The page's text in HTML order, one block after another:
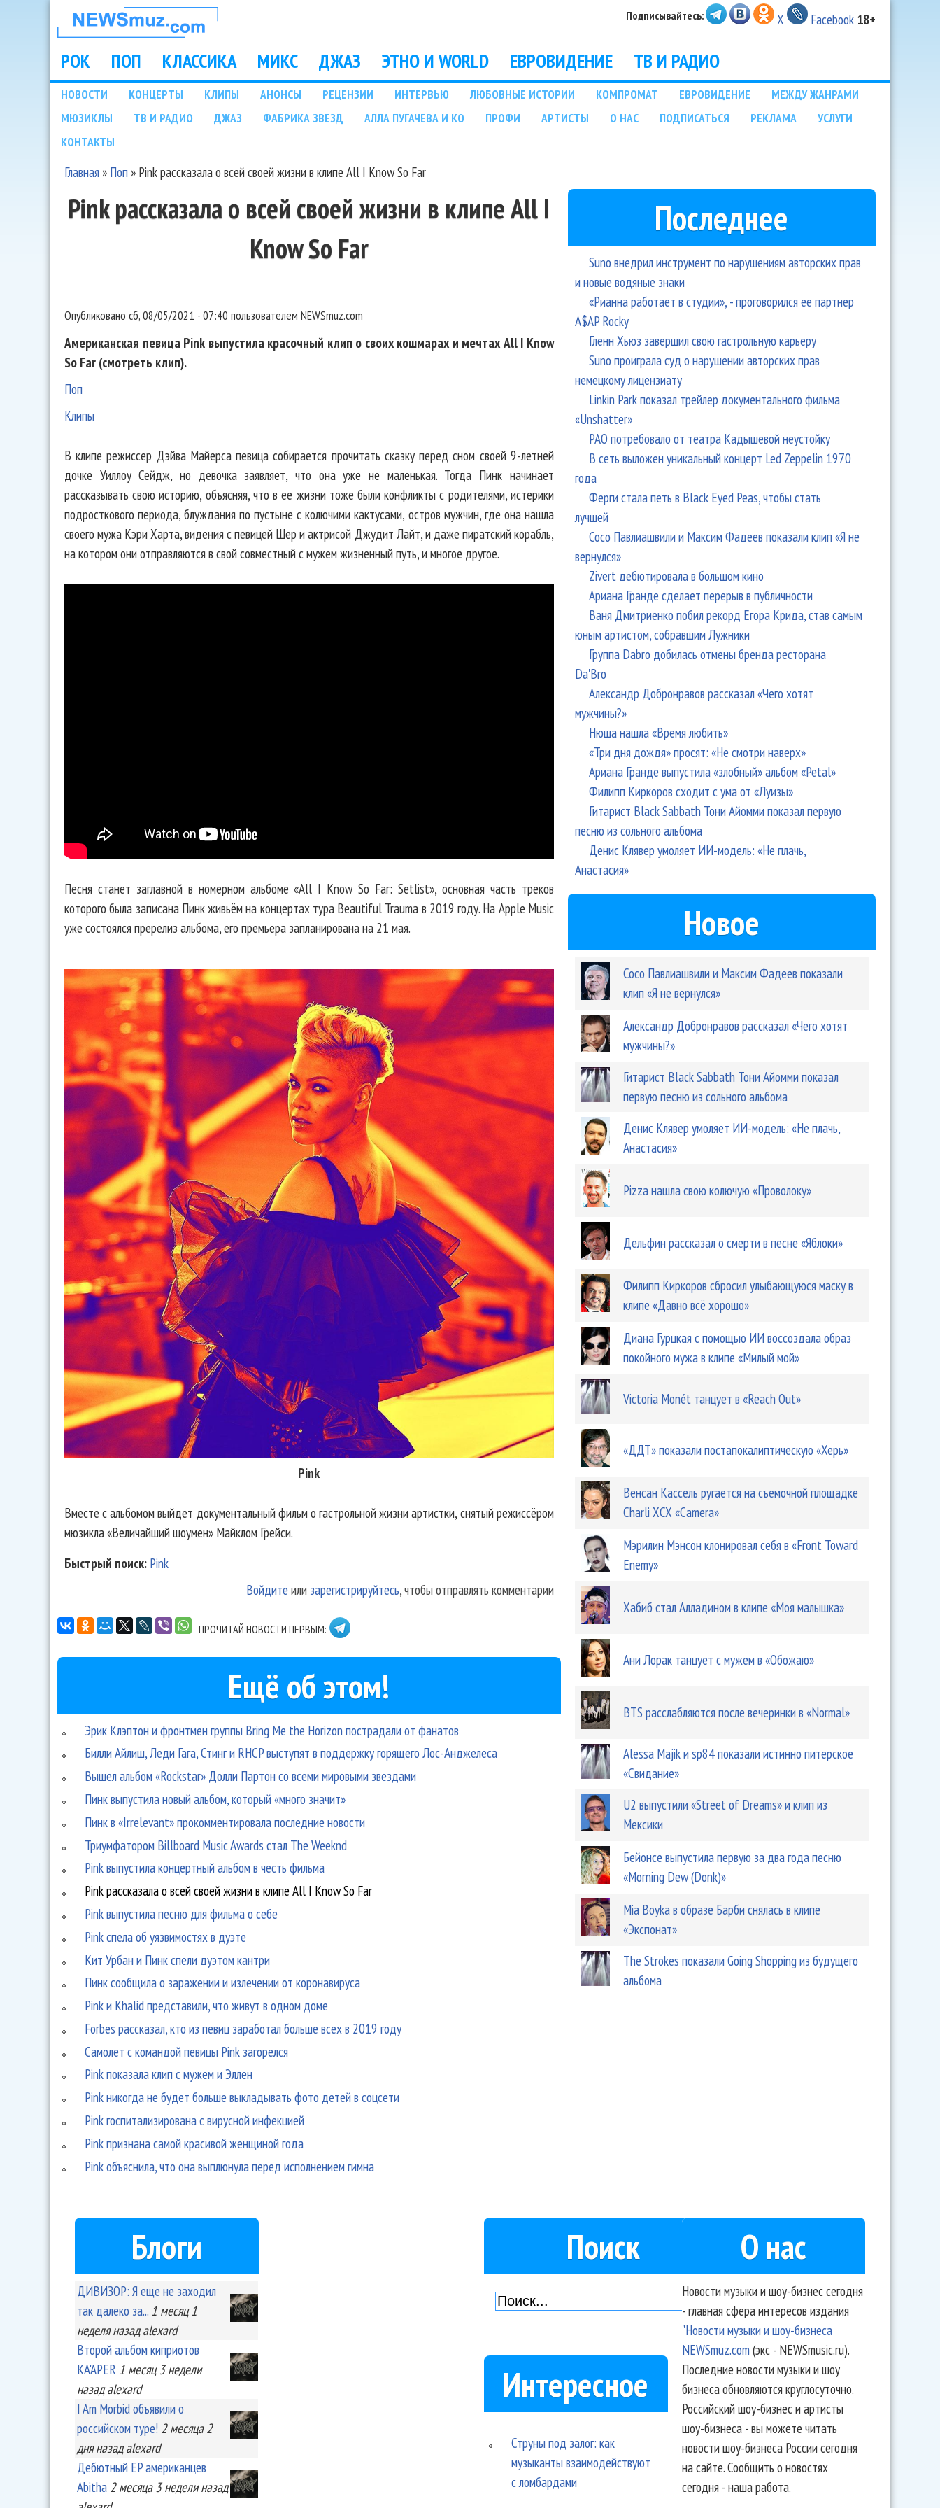
НОВОСТИ
МУЗЫКИ И
ШОУ БИЗНЕСА
NEWSMUZ.COM
Подписывайтесь: X Facebook 18+
Main menu
РОК ПОП КЛАССИКА МИКС ДЖАЗ ЭТНО И WORLD ЕВРОВИДЕНИЕ ТВ И РАДИО
Подразделы
НОВОСТИ КОНЦЕРТЫ КЛИПЫ АНОНСЫ РЕЦЕНЗИИ ИНТЕРВЬЮ ЛЮБОВНЫЕ ИСТОРИИ КОМПРОМАТ ЕВРОВИДЕНИЕ
МЕЖДУ ЖАНРАМИ
МЮЗИКЛЫ
ТВ И РАДИО ДЖАЗ ФАБРИКА ЗВЕЗД АЛЛА ПУГАЧЕВА И КО ПРОФИ АРТИСТЫ О НАС ПОДПИСАТЬСЯ РЕКЛАМА
УСЛУГИ
КОНТАКТЫ
Главная» Поп» Pink рассказала о всей своей жизни в клипе All I Know So Far
Pink рассказала о всей своей жизни в клипе All I
Know So Far
Опубликовано сб, 08/05/2021 - 07:40 пользователем NEWSmuz.com
Американская певица Pink выпустила красочный клип о своих кошмарах и мечтах All I Know
So Far (смотреть клип).
Поп
Клипы
В клипе режиссер Дэйва Майерса певица собирается прочитать сказку перед сном своей 9-летней
дочке Уиллоу Сейдж, но девочка заявляет, что она уже не маленькая. Тогда Пинк начинает
рассказывать свою историю, объясняя, что в ее жизни тоже были конфликты с родителями, истерики
подросткового периода, блуждания по пустыне с колючими кактусами, остров мужчин, где она нашла
своего мужа Кэри Харта, видения с певицей Шер и актрисой Джудит Лайт, и даже пиратский корабль,
на котором они отправляются в свой совместный с мужем жизненный путь, и многое другое.
Песня станет заглавной в номерном альбоме «All I Know So Far: Setlist», основная часть треков
которого была записана Пинк живьём на концертах тура Beautiful Trauma в 2019 году. На Apple Music
уже состоялся пререлиз альбома, его премьера запланирована на 21 мая.
Pink
Вместе с альбомом выйдет документальный фильм о гастрольной жизни артистки, снятый режиссёром
мюзикла «Величайший шоумен» Майклом Грейси.
Быстрый поиск: Pink
Войдите или зарегистрируйтесь, чтобы отправлять комментарии
ПРОЧИТАЙ НОВОСТИ ПЕРВЫМ:
Ещё об этом!
Эрик Клэптон и фронтмен группы Bring Me the Horizon пострадали от фанатов
Билли Айлиш, Леди Гага, Стинг и RHCP выступят в поддержку горящего Лос-Анджелеса
Вышел альбом «Rockstar» Долли Партон со всеми мировыми звездами
Пинк выпустила новый альбом, который «много значит»
Пинк в «Irrelevant» прокомментировала последние новости
Триумфатором Billboard Music Awards стал The Weeknd
Pink выпустила концертный альбом в честь фильма
Pink рассказала о всей своей жизни в клипе All I Know So Far
Pink выпустила песню для фильма о себе
Pink спела об уязвимостях в дуэте
Кит Урбан и Пинк спели дуэтом кантри
Пинк сообщила о заражении и излечении от коронавируса
Pink и Khalid представили, что живут в одном доме
Forbes рассказал, кто из певиц заработал больше всех в 2019 году
Самолет с командой певицы Pink загорелся
Pink показала клип с мужем и Эллен
Pink никогда не будет больше выкладывать фото детей в соцсети
Pink госпитализирована с вирусной инфекцией
Pink признана самой красивой женщиной года
Pink объяснила, что она выплюнула перед исполнением гимна
Последнее
Suno внедрил инструмент по нарушениям авторских прав
и новые водяные знаки
«Рианна работает в студии», - проговорился ее партнер
A$AP Rocky
Гленн Хьюз завершил свою гастрольную карьеру
Suno проиграла суд о нарушении авторских прав
немецкому лицензиату
Linkin Park показал трейлер документального фильма
«Unshatter»
РАО потребовало от театра Кадышевой неустойку
В сеть выложен уникальный концерт Led Zeppelin 1970
года
Ферги стала петь в Black Eyed Peas, чтобы стать
лучшей
Сосо Павлиашвили и Максим Фадеев показали клип «Я не
вернулся»
Zivert дебютировала в большом кино
Ариана Гранде сделает перерыв в публичности
Ваня Дмитриенко побил рекорд Егора Крида, став самым
юным артистом, собравшим Лужники
Группа Dabro добилась отмены бренда ресторана
Da'Bro
Александр Добронравов рассказал «Чего хотят
мужчины?»
Нюша нашла «Время любить»
«Три дня дождя» просят: «Не смотри наверх»
Ариана Гранде выпустила «злобный» альбом «Petal»
Филипп Киркоров сходит с ума от «Луизы»
Гитарист Black Sabbath Тони Айомми показал первую
песню из сольного альбома
Денис Клявер умоляет ИИ-модель: «Не плачь,
Анастасия»
Новое
Сосо Павлиашвили и Максим Фадеев показали
клип «Я не вернулся»
Александр Добронравов рассказал «Чего хотят
мужчины?»
Гитарист Black Sabbath Тони Айомми показал
первую песню из сольного альбома
Денис Клявер умоляет ИИ-модель: «Не плачь,
Анастасия»
Pizza нашла свою колючую «Проволоку»
Дельфин рассказал о смерти в песне «Яблоки»
Филипп Киркоров сбросил улыбающуюся маску в
клипе «Давно всё хорошо»
Диана Гурцкая с помощью ИИ воссоздала образ
покойного мужа в клипе «Милый мой»
Victoria Monét танцует в «Reach Out»
«ДДТ» показали постапокалиптическую «Херь»
Венсан Кассель ругается на съемочной площадке
Charli XCX «Camera»
Мэрилин Мэнсон клонировал себя в «Front Toward
Enemy»
Хабиб стал Алладином в клипе «Моя малышка»
Ани Лорак танцует с мужем в «Обожаю»
BTS расслабляются после вечеринки в «Normal»
Alessa Majik и sp84 показали истинно питерское
«Свидание»
U2 выпустили «Street of Dreams» и клип из
Мексики
Бейонсе выпустила первую за два года песню
«Morning Dew (Donk)»
Mia Boyka в образе Барби снялась в клипе
«Экспонат»
The Strokes показали Going Shopping из будущего
альбома
Блоги
ДИВИЗОР: Я еще не заходил
так далеко за... 1 месяц 1
неделяназад alexard
Второй альбом киприотов
KA'APER 1 месяц 3 недели
назад alexard
I Am Morbid объявили о
российском туре! 2 месяца 2
дняназад alexard
Дебютный EP американцев
Abitha 2 месяца 3 неделиназад
Поиск
Интересное
Струны под залог: как
музыканты взаимодействуют
с ломбардами
О нас
Новости музыки и шоу-бизнес сегодня
- главная сфера интересов издания
"Новости музыки и шоу-бизнеса
NEWSmuz.com(экс - NEWSmusic.ru).
Последние новости музыки и шоу
бизнеса обновляются круглосуточно.
Российский шоу-бизнес и артисты
шоу-бизнеса - вы можете читать
новости шоу-бизнеса России сегодня
на сайте. Сообщить о новостях
сегодня - наша работа.